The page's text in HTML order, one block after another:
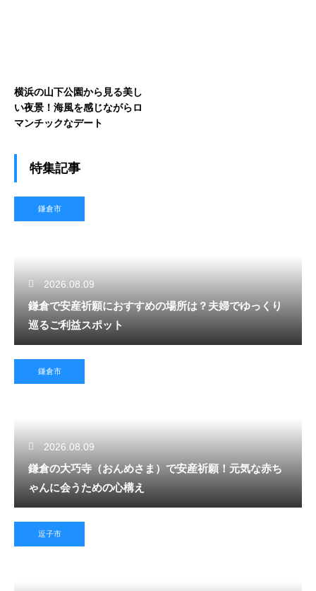
横浜の山下公園から見る美し
い夜景！海風を感じながらロ
マンチックなデート
特集記事
鎌倉市
2026.08.09
鎌倉で安産祈願におすすめの場所は？夫婦でゆっくり
巡るご利益スポット
鎌倉市
2026.08.09
鎌倉の大巧寺（おんめさま）で安産祈願！元気な赤ち
ゃんに会うための心構え
逗子市